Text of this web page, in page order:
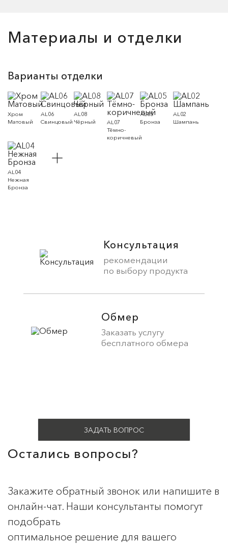
Материалы и отделки
Варианты отделки
Хром
Матовый
AL06
Свинцовый
AL08
Чёрный
AL07
Тёмно-
коричневый
AL05
Бронза
AL02
Шампань
AL04
Нежная
Бронза
Консультация
рекомендации
по выбору продукта
Обмер
Заказать услугу
бесплатного обмера
ЗАДАТЬ ВОПРОС
Остались вопросы?
Закажите обратный звонок или напишите в
онлайн-чат. Наши консультанты помогут
подобрать
оптимальное решение для вашего